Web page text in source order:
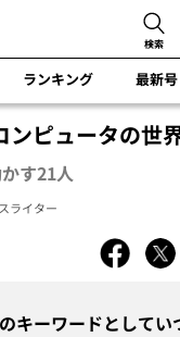
検索
ランキング 最新号
ピュータの世
す21人
ライター
キーワードとしてい